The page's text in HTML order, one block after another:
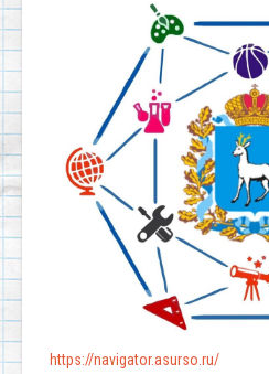
https://navigator.asurso.ru/